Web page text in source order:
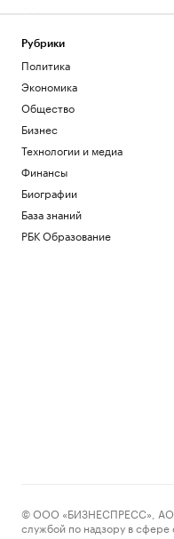
Общество
вторжения ВСУ в Курскую
Политика
Почему ваши совещания
как это исправить: 7
Образование
Более 20 БПЛА
районами Ростовской
Ростов-на-Дону
Мосбиржа запланировала
собственного депозитария
криптовалюты
Инвестиции
Объем выданных
депозитарий для
DeepSeek сообщил о
увеличении цен на свои
Рубрики
Политика
Экономика
Общество
Бизнес
Технологии и медиа
Финансы
Биографии
База знаний
РБК Образование
© ООО «БИЗНЕСПРЕСС», АО
службой по надзору в сфере